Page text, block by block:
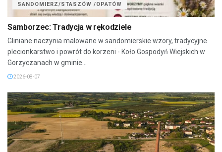
SANDOMIERZ/STASZÓW /OPATÓW
Samborzec: Tradycja w rękodziele
Gliniane naczynia malowane w sandomierskie wzory, tradycyjne
plecionkarstwo i powrót do korzeni - Koło Gospodyń Wiejskich w
Gorzyczanach w gminie...
2026-08-07